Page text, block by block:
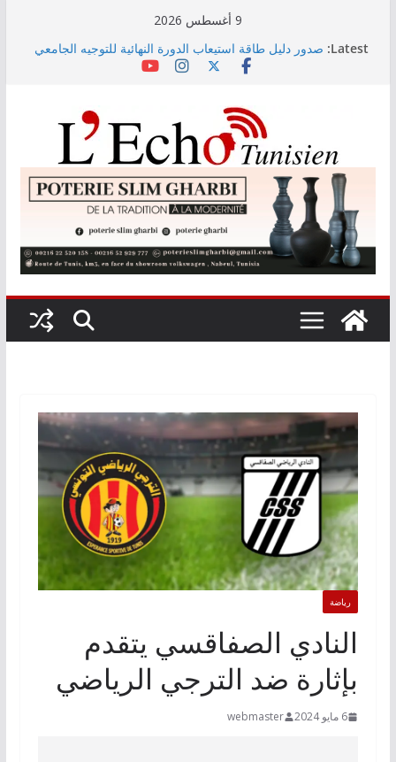
9 أغسطس 2026
Latest: صدور دليل طاقة استيعاب الدورة النهائية للتوجيه الجامعي
وزير التجهيز يتفقد سير أشغال مشروع المدخل الجنوبي
وزارة الأسرة: نسعى لاستكمال دراسة ميدانية حول ظاهرة
تسول الأطفال
مندوب عام حماية الطفولة يحذر
رياضة
النادي الصفاقسي يتقدم
بإثارة ضد الترجي الرياضي
6 مايو 2024 webmaster